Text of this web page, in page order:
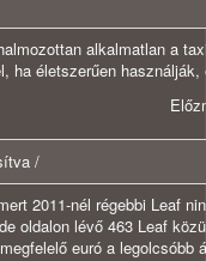
alkalmatlan a
ha életszerűen
/
2011-nél régebbi Leaf
oldalon lévő 463 Leaf
euró a legolcsóbb